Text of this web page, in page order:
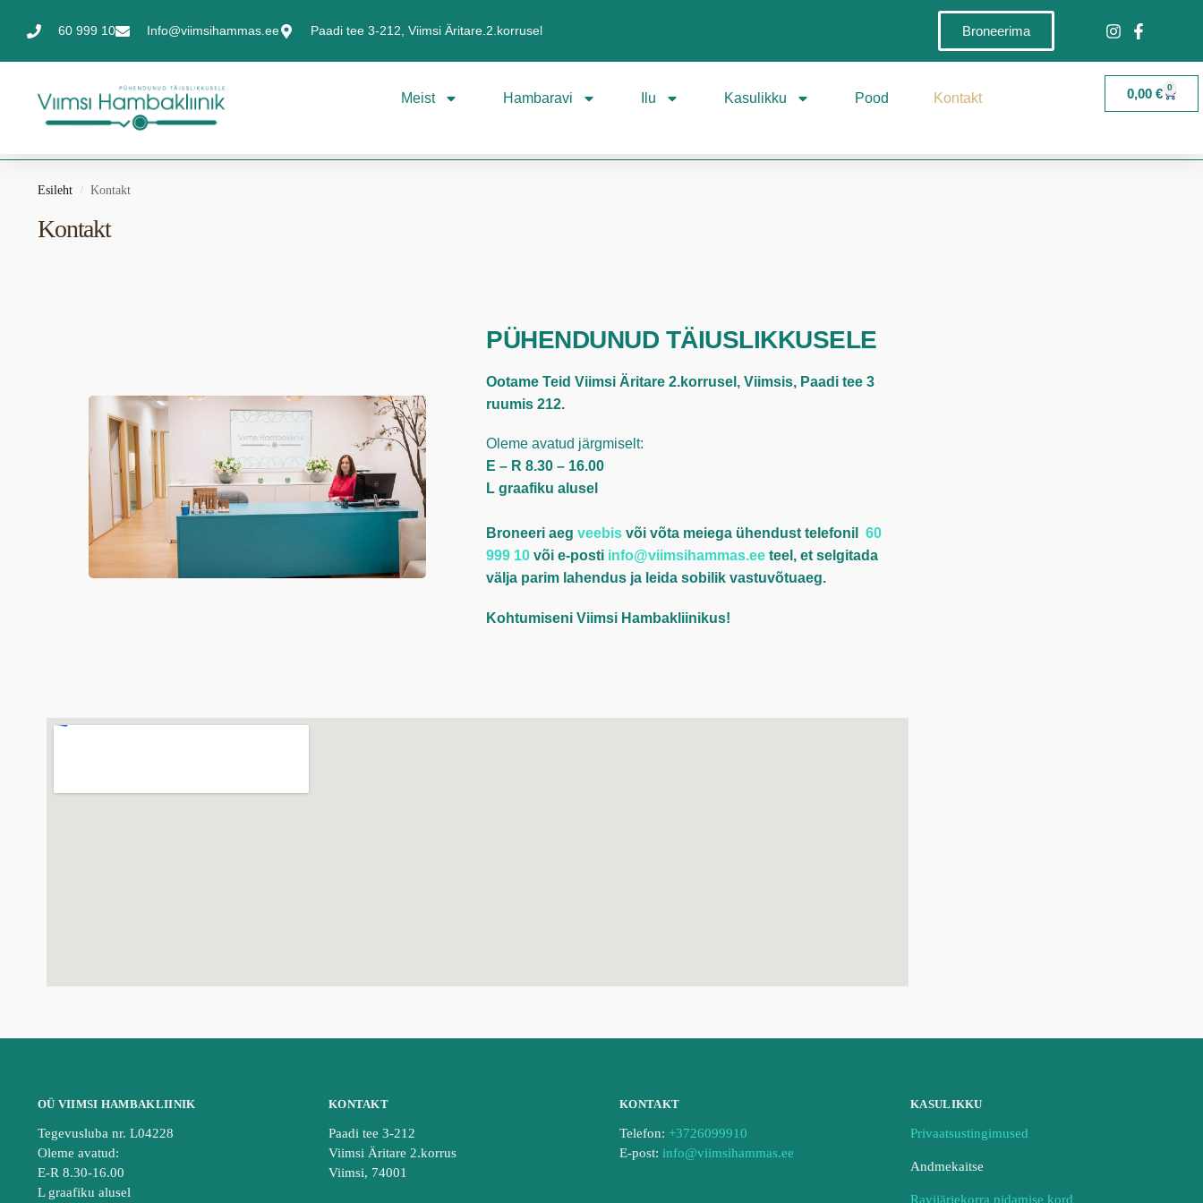
60 999 10 Info@viimsihammas.ee Paadi tee 3-212, Viimsi Äritare.2.korrusel Broneerima
Meist Hambaravi Ilu Kasulikku Pood Kontakt 0,00€ 0
Esileht / Kontakt
Kontakt
PÜHENDUNUD TÄIUSLIKKUSELE
Ootame Teid Viimsi Äritare 2.korrusel, Viimsis, Paadi tee 3
ruumis 212.
Oleme avatud järgmiselt:
E – R 8.30 – 16.00
L graafiku alusel
Broneeri aegveebis või võta meiega ühendust telefonil60
999 10 või e-posti info@viimsihammas.ee teel, et selgitada
välja parim lahendus ja leida sobilik vastuvõtuaeg.
Kohtumiseni Viimsi Hambakliinikus!
OÜ VIIMSI HAMBAKLIINIK
Tegevusluba nr. L04228
Oleme avatud:
E-R 8.30-16.00
L graafiku alusel
KONTAKT
Paadi tee 3-212
Viimsi Äritare 2.korrus
Viimsi, 74001
KONTAKT
Telefon: +3726099910
E-post: info@viimsihammas.ee
KASULIKKU
Privaatsustingimused
Andmekaitse
Ravijärjekorra pidamise kord